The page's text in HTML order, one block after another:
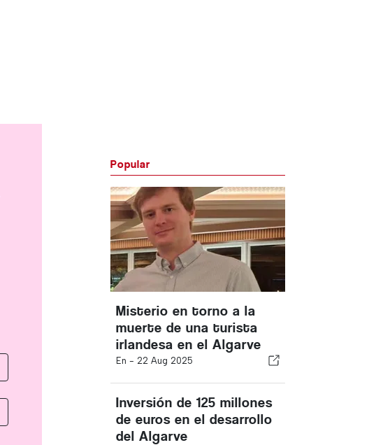
Popular
Misterio en torno a la
muerte de una turista
irlandesa en el Algarve
En - 22 Aug 2025
Inversión de 125 millones
de euros en el desarrollo
del Algarve